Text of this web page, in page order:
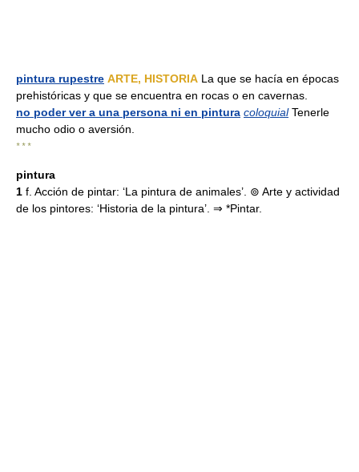
pintura rupestre ARTE, HISTORIA La que se hacía en épocas
prehistóricas y que se encuentra en rocas o en cavernas.
no poder ver a una persona ni en pintura coloquialTenerle
mucho odio o aversión.
* * *
pintura
1 f. Acción de pintar: ‘La pintura de animales’. ⊚ Arte y actividad
de los pintores: ‘Historia de la pintura’. ⇒ *Pintar.